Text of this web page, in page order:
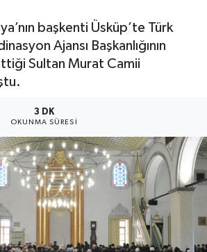
başkenti Üsküp’te Türk
Ajansı Başkanlığının
Sultan Murat Camii
3 DK
OKUNMA SÜRESI
Durumu ve Fikstür